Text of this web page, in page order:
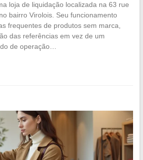
loja de liquidação localizada na 63 rue
bairro Virolois. Seu funcionamento
frequentes de produtos sem marca,
das referências em vez de um
de operação…